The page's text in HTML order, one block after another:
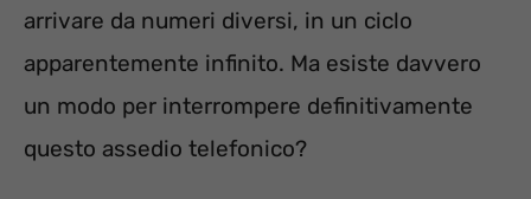
arrivare da numeri diversi, in un ciclo
apparentemente infinito. Ma esiste davvero
un modo per interrompere definitivamente
questo assedio telefonico?